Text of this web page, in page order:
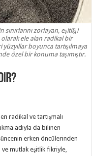
zorlayan, eşitliği
ele alan radikal bir
boyunca tartışılmaya
özel bir konuma taşımıştır.
radikal ve tartışmalı
adıyla da bilinen
erken öncülerinden
ve mutlak eşitlik fikriyle,